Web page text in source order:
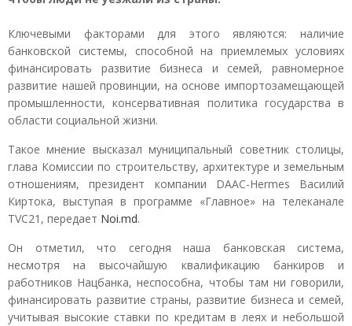
Ключевыми факторами для этого являются: наличие
банковской системы, способной на приемлемых условиях
финансировать развитие бизнеса и семей, равномерное
развитие нашей провинции, на основе импортозамещающей
промышленности, консервативная политика государства в
области социальной жизни.
Такое мнение высказал муниципальный советник столицы,
глава Комиссии по строительству, архитектуре и земельным
отношениям, президент компании DAAC-Hermes Василий
Киртока, выступая в программе «Главное» на телеканале
TVC21, передает Noi.md.
Он отметил, что сегодня наша банковская система,
несмотря на высочайшую квалификацию банкиров и
работников Нацбанка, неспособна, чтобы там ни говорили,
финансировать развитие страны, развитие бизнеса и семей,
учитывая высокие ставки по кредитам в леях и небольшой